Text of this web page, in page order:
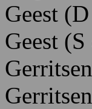
Geest (D
Geest (S
Gerritsen
Gerritsen